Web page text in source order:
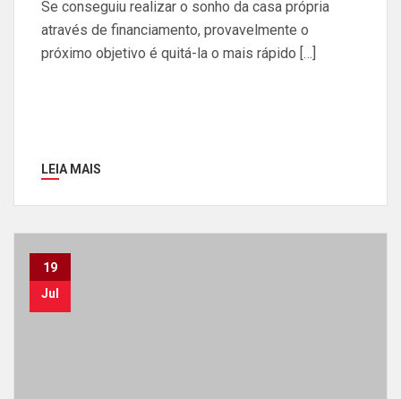
Se conseguiu realizar o sonho da casa própria
através de financiamento, provavelmente o
próximo objetivo é quitá-la o mais rápido […]
LEIA MAIS
19
Jul